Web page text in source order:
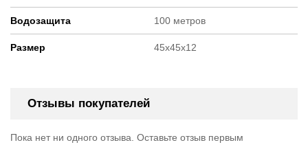
Водозащита 100 метров
Размер 45х45х12
Отзывы покупателей
Пока нет ни одного отзыва. Оставьте отзыв первым